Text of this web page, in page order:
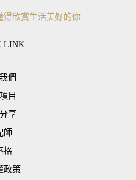
得欣賞生活美好的你
LINK
們
目
享
師
格
政策